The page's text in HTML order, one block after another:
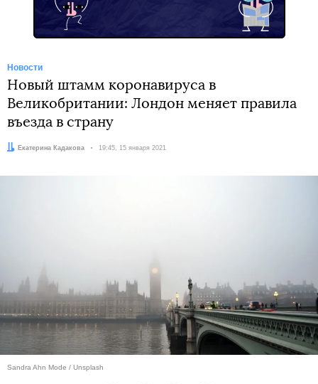
Новости
Новый штамм коронавируса в
Великобритании: Лондон меняет правила
въезда в страну
Автор:Екатерина Кадакова Дата:
19:45, 15 января 2021
Sandra Ahn Mode / Unsplash